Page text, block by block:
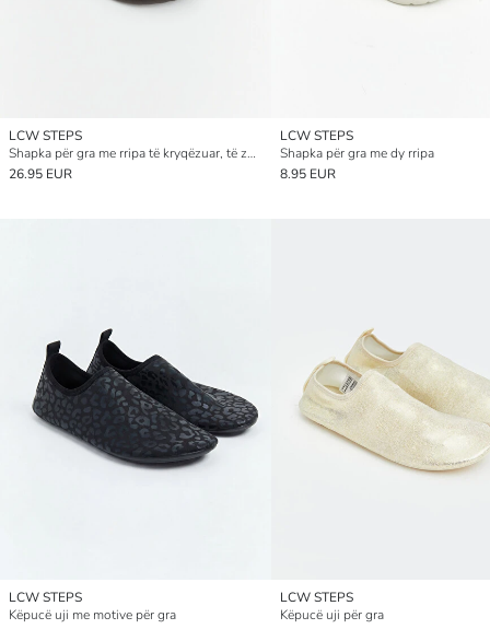
LCW STEPS
Shapka për gra me rripa të kryqëzuar, të zbukuruara me rruaza metalike
26.95 EUR
LCW STEPS
Shapka për gra me dy rripa
8.95 EUR
LCW STEPS
Këpucë uji me motive për gra
LCW STEPS
Këpucë uji për gra